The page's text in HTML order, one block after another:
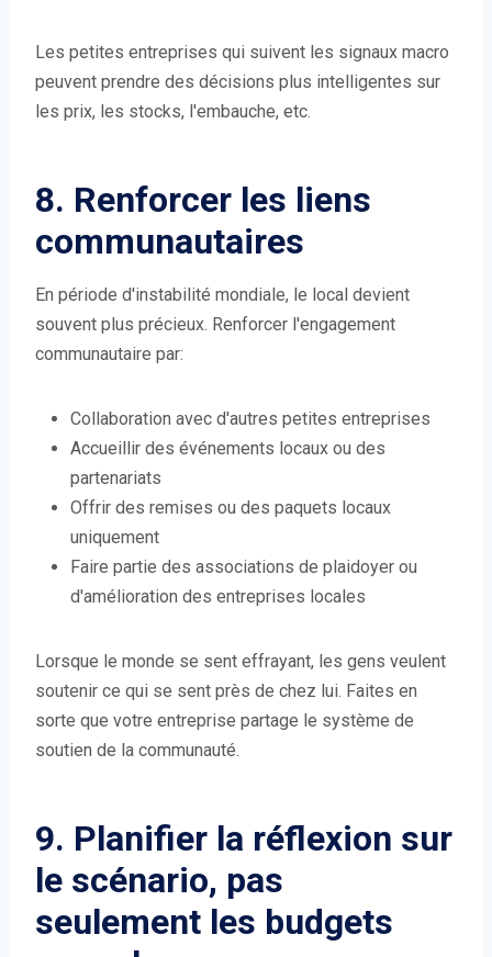
Les petites entreprises qui suivent les signaux macro
peuvent prendre des décisions plus intelligentes sur
les prix, les stocks, l'embauche, etc.
8. Renforcer les liens
communautaires
En période d'instabilité mondiale, le local devient
souvent plus précieux. Renforcer l'engagement
communautaire par:
Collaboration avec d'autres petites entreprises
Accueillir des événements locaux ou des
partenariats
Offrir des remises ou des paquets locaux
uniquement
Faire partie des associations de plaidoyer ou
d'amélioration des entreprises locales
Lorsque le monde se sent effrayant, les gens veulent
soutenir ce qui se sent près de chez lui. Faites en
sorte que votre entreprise partage le système de
soutien de la communauté.
9. Planifier la réflexion sur
le scénario, pas
seulement les budgets